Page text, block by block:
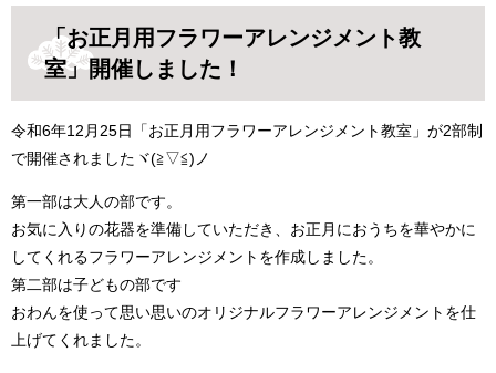
「お正月用フラワーアレンジメント教
室」開催しました！
令和6年12月25日「お正月用フラワーアレンジメント教室」が2部制
で開催されましたヾ(≧▽≦)ノ
第一部は大人の部です。
お気に入りの花器を準備していただき、お正月におうちを華やかに
してくれるフラワーアレンジメントを作成しました。
第二部は子どもの部です
おわんを使って思い思いのオリジナルフラワーアレンジメントを仕
上げてくれました。